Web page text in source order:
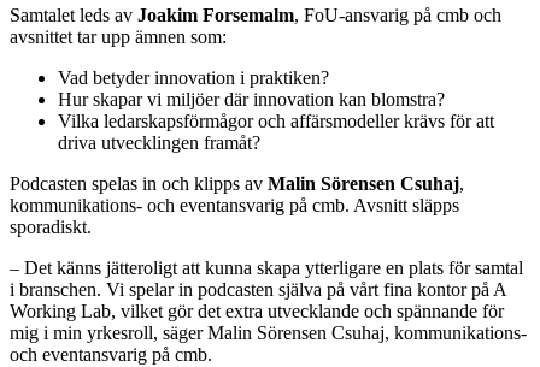
Samtalet leds av Joakim Forsemalm, FoU-ansvarig på cmb och
avsnittet tar upp ämnen som:
Vad betyder innovation i praktiken?
Hur skapar vi miljöer där innovation kan blomstra?
Vilka ledarskapsförmågor och affärsmodeller krävs för att
driva utvecklingen framåt?
Podcasten spelas in och klipps av Malin Sörensen Csuhaj,
kommunikations- och eventansvarig på cmb. Avsnitt släpps
sporadiskt.
– Det känns jätteroligt att kunna skapa ytterligare en plats för samtal
i branschen. Vi spelar in podcasten själva på vårt fina kontor på A
Working Lab, vilket gör det extra utvecklande och spännande för
mig i min yrkesroll, säger Malin Sörensen Csuhaj, kommunikations-
och eventansvarig på cmb.